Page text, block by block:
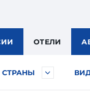
ОТЕЛИ
СТРАНЫ